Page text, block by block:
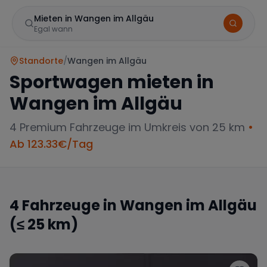
Mieten in Wangen im Allgäu
Egal wann
Mercedes
Standorte/Wangen im Allgäu
Sportwagen mieten in
Wangen im Allgäu
4 Premium Fahrzeuge im Umkreis von 25 km •
Ab 123.33€/Tag
4 Fahrzeuge in Wangen im Allgäu
(≤ 25 km)